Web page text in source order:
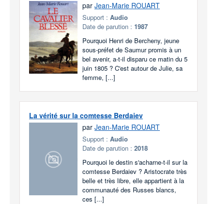
par Jean-Marie ROUART
Support : Audio
Date de parution : 1987
Pourquoi Henri de Bercheny, jeune
sous-préfet de Saumur promis à un
bel avenir, a-t-il disparu ce matin du 5
juin 1805 ? C'est autour de Julie, sa
femme, [...]
La vérité sur la comtesse Berdaiev
par Jean-Marie ROUART
Support : Audio
Date de parution : 2018
Pourquoi le destin s'acharne-t-il sur la
comtesse Berdaiev ? Aristocrate très
belle et très libre, elle appartient à la
communauté des Russes blancs,
ces [...]